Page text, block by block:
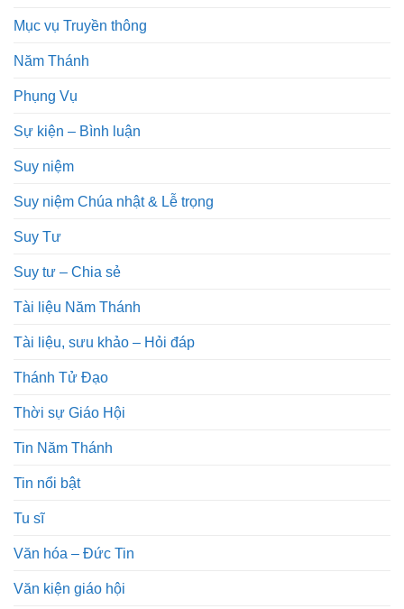
Mục vụ Truyền thông
Năm Thánh
Phụng Vụ
Sự kiện – Bình luận
Suy niệm
Suy niệm Chúa nhật & Lễ trọng
Suy Tư
Suy tư – Chia sẻ
Tài liệu Năm Thánh
Tài liệu, sưu khảo – Hỏi đáp
Thánh Tử Đạo
Thời sự Giáo Hội
Tin Năm Thánh
Tin nổi bật
Tu sĩ
Văn hóa – Đức Tin
Văn kiện giáo hội